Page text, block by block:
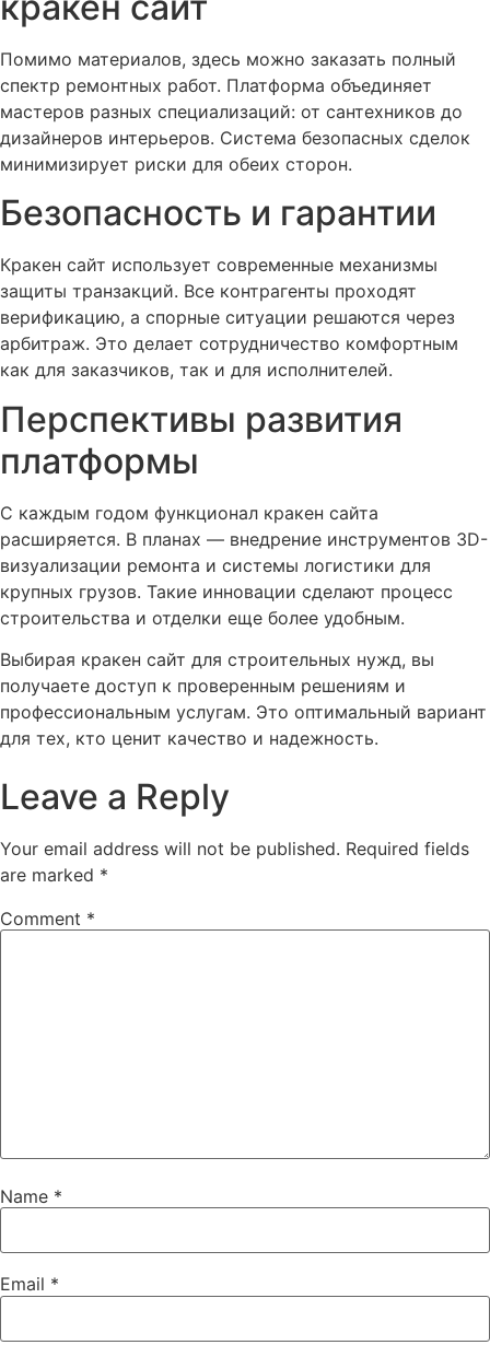
Помимо материалов, здесь можно заказать полный
спектр ремонтных работ. Платформа объединяет
мастеров разных специализаций: от сантехников до
дизайнеров интерьеров. Система безопасных сделок
минимизирует риски для обеих сторон.
Безопасность и гарантии
Кракен сайт использует современные механизмы
защиты транзакций. Все контрагенты проходят
верификацию, а спорные ситуации решаются через
арбитраж. Это делает сотрудничество комфортным
как для заказчиков, так и для исполнителей.
Перспективы развития
платформы
С каждым годом функционал кракен сайта
расширяется. В планах — внедрение инструментов 3D-
визуализации ремонта и системы логистики для
крупных грузов. Такие инновации сделают процесс
строительства и отделки еще более удобным.
Выбирая кракен сайт для строительных нужд, вы
получаете доступ к проверенным решениям и
профессиональным услугам. Это оптимальный вариант
для тех, кто ценит качество и надежность.
Leave a Reply
Your email address will not be published. Required fields
are marked *
Comment *
Name *
Email *